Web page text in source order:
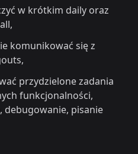
w krótkim daily oraz
komunikować się z
przydzielone zadania
funkcjonalności,
debugowanie, pisanie